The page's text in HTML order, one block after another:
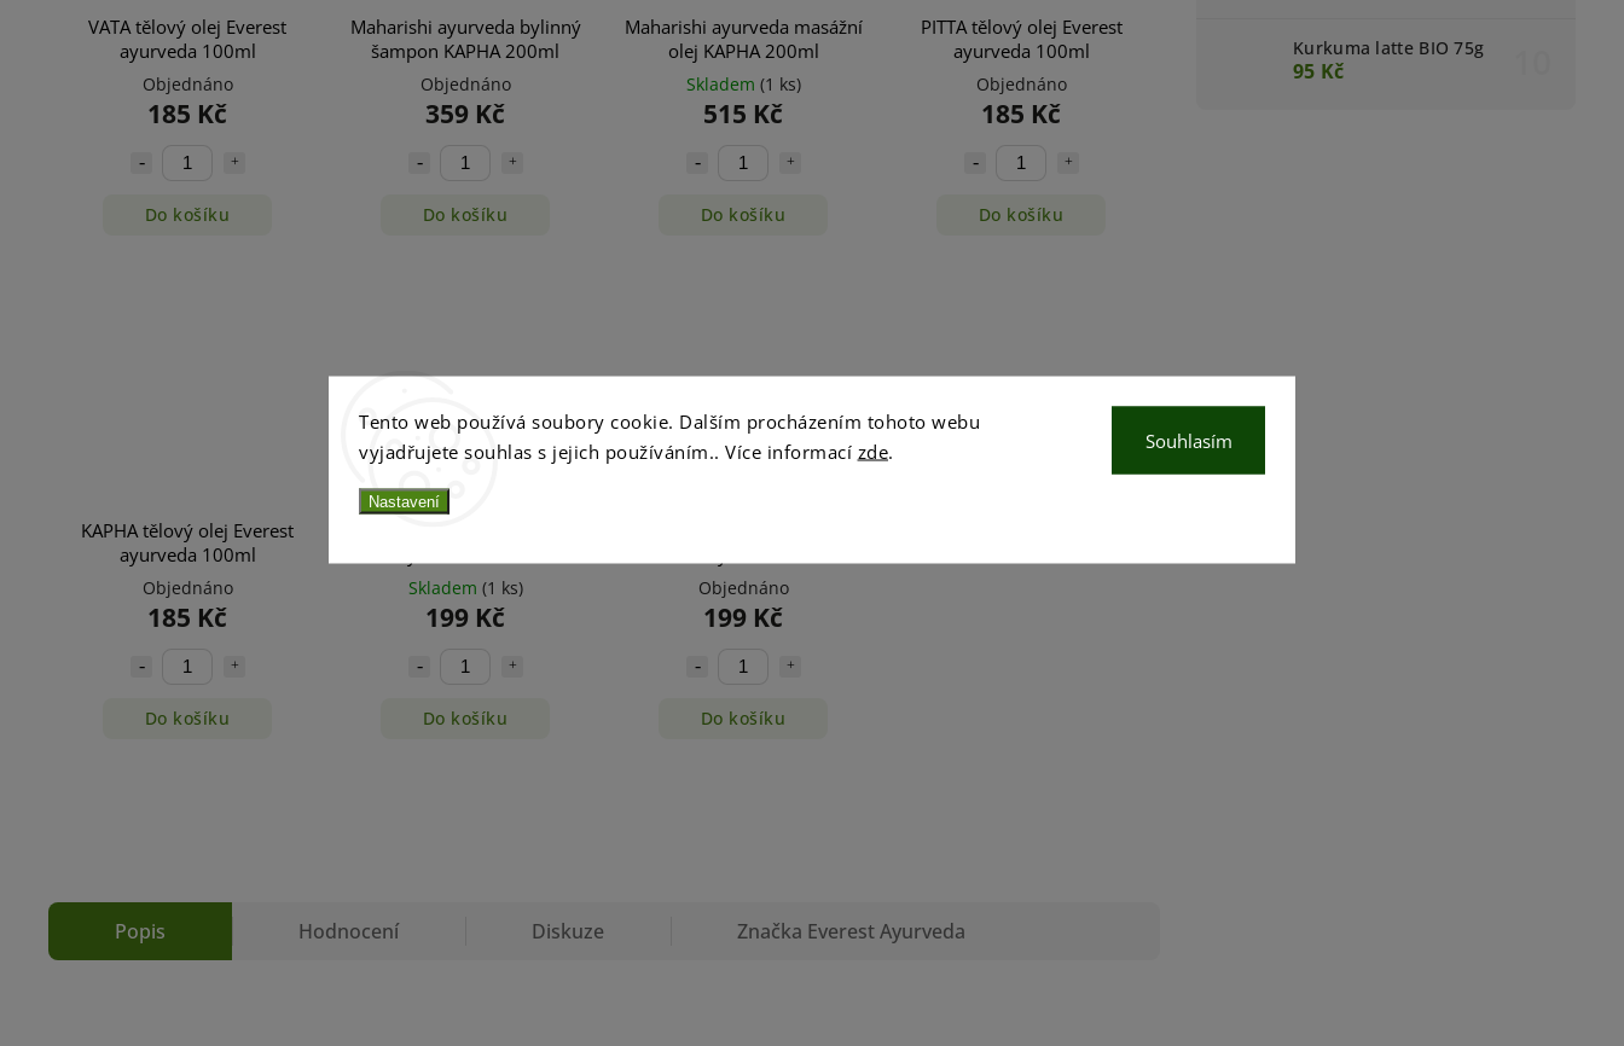
Tento web používá soubory cookie. Dalším procházením tohoto webu
vyjadřujete souhlas s jejich používáním.. Více informací zde.
Nastavení
Souhlasím
Kurkuma latte BIO 75g
95 Kč
VATA tělový olej Everest
ayurveda 100ml
Objednáno
185 Kč
Do košíku
Maharishi ayurveda bylinný
šampon KAPHA 200ml
Objednáno
359 Kč
Do košíku
Maharishi ayurveda masážní
olej KAPHA 200ml
Skladem (1 ks)
515 Kč
Do košíku
PITTA tělový olej Everest
ayurveda 100ml
Objednáno
185 Kč
Do košíku
KAPHA tělový olej Everest
ayurveda 100ml
Objednáno
185 Kč
Do košíku
Skladem (1 ks)
199 Kč
Do košíku
Objednáno
199 Kč
Do košíku
Popis Hodnocení Diskuze Značka Everest Ayurveda